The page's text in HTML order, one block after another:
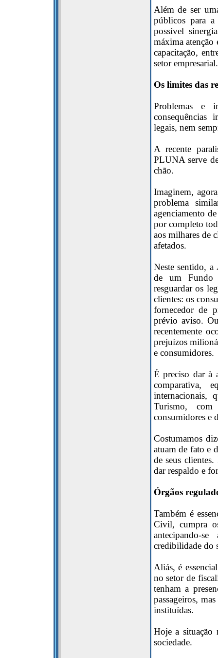
Além de ser
públicos para a
possível
máxima atenção
capacitação,
setor empresarial.
Os limites das
Problemas e
consequências
legais, nem
A recente
PLUNA serve
chão.
Imaginem,
problema
agenciamento
por completo
aos milhares de
afetados.
Neste sentido,
de um Fundo
resguardar os
clientes: os
fornecedor de
prévio aviso.
recentemente
prejuízos
e consumidores.
É preciso dar à
comparativa,
internacionais,
Turismo, com
consumidores e
Costumamos
atuam de fato e
de seus
dar respaldo e
Órgãos
Também é
Civil, cumpra
antecipando-
credibilidade do
Aliás, é
no setor de
tenham a
passageiros,
instituídas.
Hoje a situação
sociedade.